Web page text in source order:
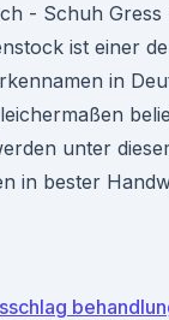
- Schuh
ist einer
in
unter
in bester